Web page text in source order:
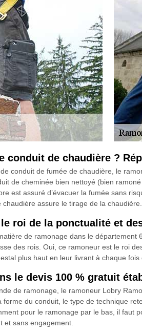
conduit de chaudière ?
conduit de fumée de chaudière, le
de cheminée bien nettoyé (bien
est assuré d’évacuer la fumée sans
assure le tirage de la chaudière.
roi de la ponctualité et
de ramonage dans le
des rois. Oui, ce ramoneur est le roi
plus haut en leur livrant à chaque
le devis 100 % gratuit
de ramonage, le ramoneur Lobry
du conduit, le type de technique
pour le ramonage par le bas, il faut
et sans engagement.